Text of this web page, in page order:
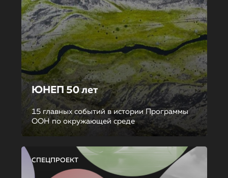
ЮНЕП 50 лет
15 главных событий в истории Программы
ООН по окружающей среде
СПЕЦПРОЕКТ